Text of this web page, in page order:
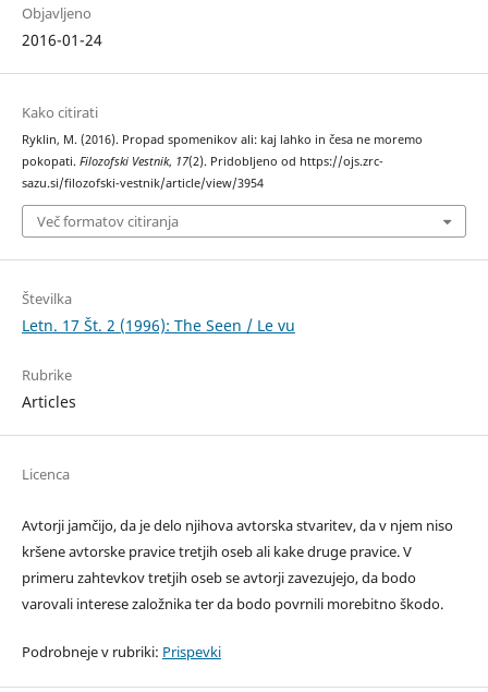
Objavljeno
2016-01-24
Kako citirati
Ryklin, M. (2016). Propad spomenikov ali: kaj lahko in česa ne moremo
pokopati. Filozofski Vestnik, 17(2). Pridobljeno od https://ojs.zrc-
sazu.si/filozofski-vestnik/article/view/3954
Več formatov citiranja
Številka
Letn. 17 Št. 2 (1996): The Seen / Le vu
Rubrike
Articles
Licenca
Avtorji jamčijo, da je delo njihova avtorska stvaritev, da v njem niso
kršene avtorske pravice tretjih oseb ali kake druge pravice. V
primeru zahtevkov tretjih oseb se avtorji zavezujejo, da bodo
varovali interese založnika ter da bodo povrnili morebitno škodo.
Podrobneje v rubriki: Prispevki